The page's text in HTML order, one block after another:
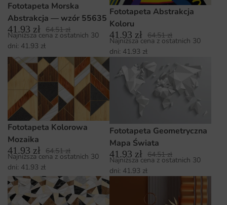
Fototapeta Morska
Abstrakcja — wzór 55635
41.93 zł 64.51zł
Najniższa cena z ostatnich 30
dni: 41.93 zł
Fototapeta Abstrakcja
Koloru
41.93 zł 64.51zł
Najniższa cena z ostatnich 30
dni: 41.93 zł
Fototapeta Kolorowa
Mozaika
41.93 zł 64.51zł
Najniższa cena z ostatnich 30
dni: 41.93 zł
Fototapeta Geometryczna
Mapa Świata
41.93 zł 64.51zł
Najniższa cena z ostatnich 30
dni: 41.93 zł